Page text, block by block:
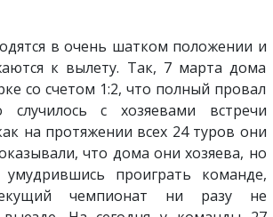
в очень шатком положении и
к вылету. Так, 7 марта дома
со счетом 1:2, что полный провал
с хозяевами встречи
на протяжении всех 24 туров они
что дома они хозяева, но
проиграть команде,
чемпионат ни разу не